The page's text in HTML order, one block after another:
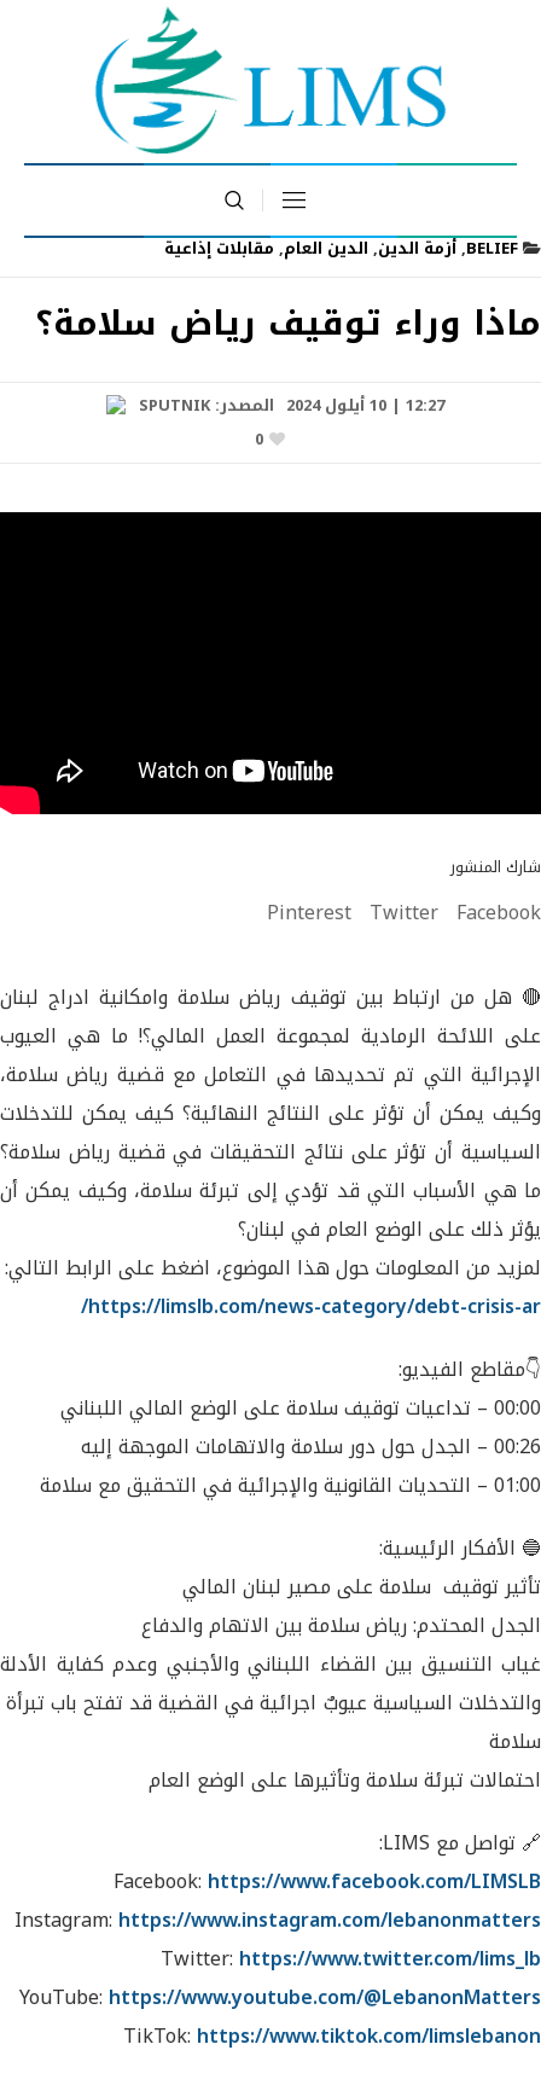
BELIEF
,أزمة الدين,الدين العام,مقابلات إذاعية
ماذا وراء توقيف رياض سلامة؟
12:27 | 10 أيلول 2024 المصدر:SPUTNIK
0
شارك المنشور
Facebook
Twitter
Pinterest
🔴 هل من ارتباط بين توقيف رياض سلامة وامكانية ادراج لبنان
على اللائحة الرمادية لمجموعة العمل المالي؟! ما هي العيوب
الإجرائية التي تم تحديدها في التعامل مع قضية رياض سلامة،
وكيف يمكن أن تؤثر على النتائج النهائية؟ كيف يمكن للتدخلات
السياسية أن تؤثر على نتائج التحقيقات في قضية رياض سلامة؟
ما هي الأسباب التي قد تؤدي إلى تبرئة سلامة، وكيف يمكن أن
يؤثر ذلك على الوضع العام في لبنان؟
لمزيد من المعلومات حول هذا الموضوع، اضغط على الرابط التالي:
https://limslb.com/news-category/debt-crisis-ar/
👇مقاطع الفيديو:
00:00 – تداعيات توقيف سلامة على الوضع المالي اللبناني
00:26 – الجدل حول دور سلامة والاتهامات الموجهة إليه
01:00 – التحديات القانونية والإجرائية في التحقيق مع سلامة
🔵 الأفكار الرئيسية:
تأثير توقيف سلامة على مصير لبنان المالي
الجدل المحتدم: رياض سلامة بين الاتهام والدفاع
غياب التنسيق بين القضاء اللبناني والأجنبي وعدم كفاية الأدلة
والتدخلات السياسية عيوبٌ اجرائية في القضية قد تفتح باب تبرأة
سلامة
احتمالات تبرئة سلامة وتأثيرها على الوضع العام
🔗 تواصل مع LIMS:
Facebook: https://www.facebook.com/LIMSLB
Instagram: https://www.instagram.com/lebanonmatters
Twitter: https://www.twitter.com/lims_lb
YouTube: https://www.youtube.com/@LebanonMatters
TikTok: https://www.tiktok.com/limslebanon